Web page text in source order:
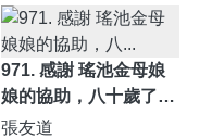
971. 感謝 瑤池金母娘
娘的協助，八十歲了，
才讓我看透了這一生！
張友道